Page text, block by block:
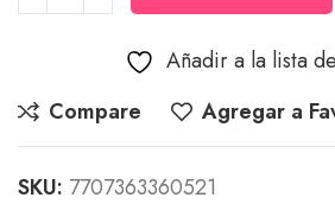
Añadir a la lista
Compare
Agregar a
SKU: 7707363360521